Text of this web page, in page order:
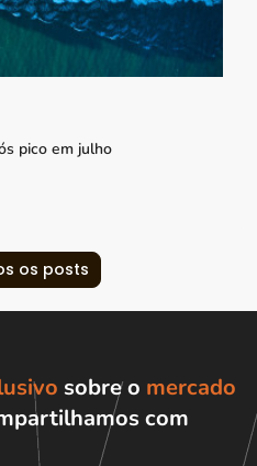
pico em julho
os posts
sobre o mercado
com